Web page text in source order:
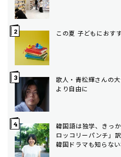
この夏 子どもにおす
歌人・青松輝さんの
より自由に
韓国語は独学、きっ
ロッコリーパンチ」
韓国ドラマも知らな